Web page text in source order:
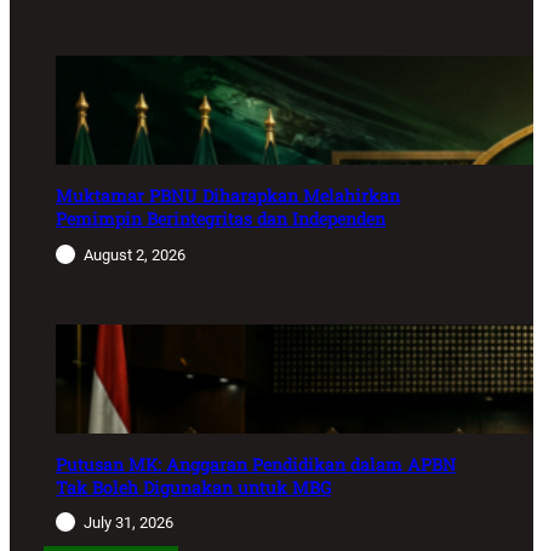
Muktamar PBNU Diharapkan Melahirkan
Pemimpin Berintegritas dan Independen
August 2, 2026
Putusan MK: Anggaran Pendidikan dalam APBN
Tak Boleh Digunakan untuk MBG
July 31, 2026